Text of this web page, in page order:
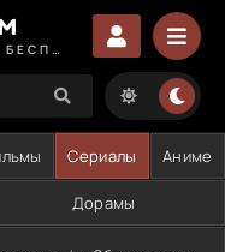
Сериалы Аниме
Дорамы